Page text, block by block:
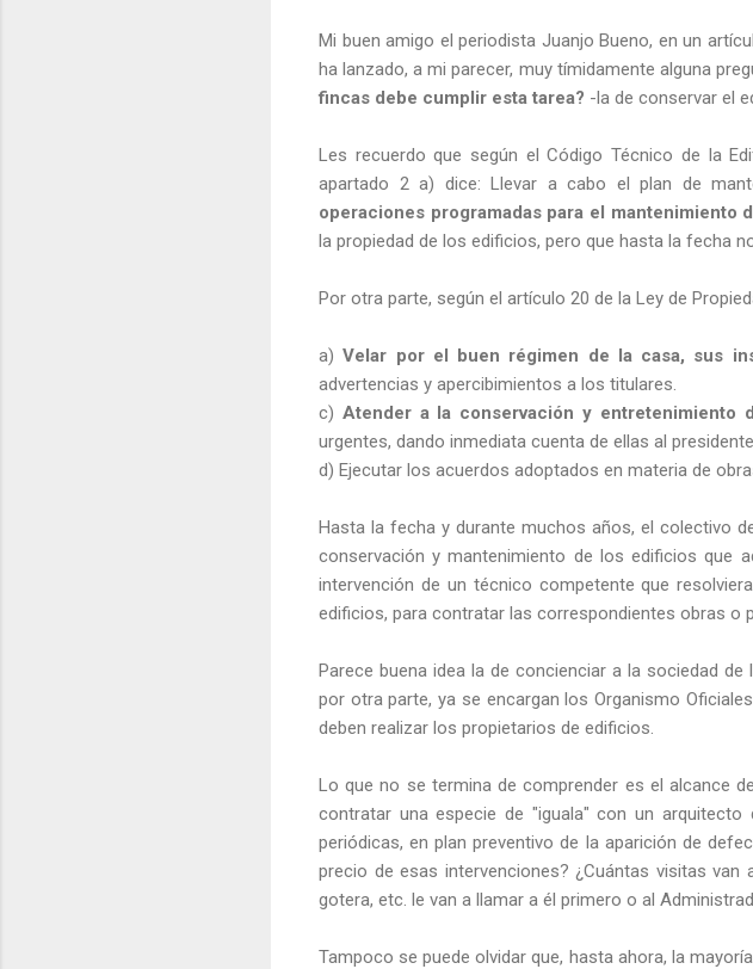
Mi buen amigo el periodista Juanjo Bueno, en un
ha lanzado, a mi parecer, muy tímidamente alguna
fincas debe cumplir esta tarea? -la de conservar el
Les recuerdo que según el Código Técnico de la
apartado 2 a) dice: Llevar a cabo el plan de
operaciones programadas para el mantenimiento
la propiedad de los edificios, pero que hasta la fecha
Por otra parte, según el artículo 20 de la Ley de
a)Velar por el buen régimen de la casa, sus
advertencias y apercibimientos a los titulares.
c) Atender a la conservación y entretenimiento
urgentes, dando inmediata cuenta de ellas al
d) Ejecutar los acuerdos adoptados en materia de
Hasta la fecha y durante muchos años, el colectivo
conservación y mantenimiento de los edificios que
intervención de un técnico competente que
edificios, para contratar las correspondientes obras o
Parece buena idea la de concienciar a la sociedad
por otra parte, ya se encargan los Organismo
deben realizar los propietarios de edificios.
Lo que no se termina de comprender es el alcance
contratar una especie de "iguala" con un
periódicas, en plan preventivo de la aparición de
precio de esas intervenciones? ¿Cuántas visitas van
gotera, etc. le van a llamar a él primero o al
Tampoco se puede olvidar que, hasta ahora, la